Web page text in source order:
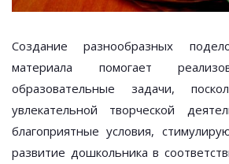
Создание разнообразных
материала помогает
образовательные задачи,
увлекательной творческой
благоприятные условия,
развитие дошкольника в